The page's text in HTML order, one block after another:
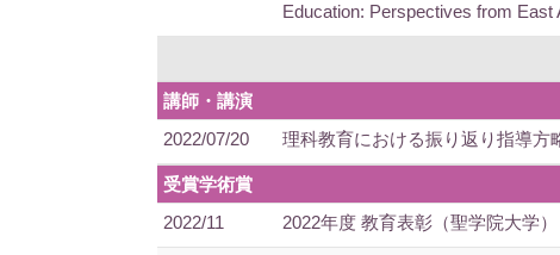
Education: Perspectives from East
講師・講演
2022/07/20
理科教育における振り返り指導方
受賞学術賞
2022/11
2022年度 教育表彰（聖学院大学）